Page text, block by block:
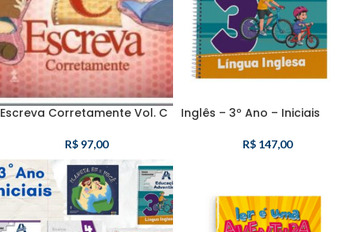
Escreva Corretamente Vol. C
R$ 97,00
Inglês – 3º Ano – Iniciais
R$ 147,00